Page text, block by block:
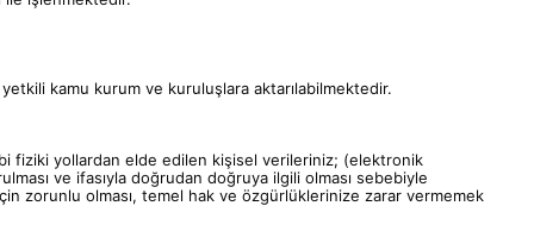
kamu kurum ve kuruluşlara aktarılabilmektedir.
fiziki yollardan elde edilen kişisel verileriniz; (elektronik
ve ifasıyla doğrudan doğruya ilgili olması sebebiyle
zorunlu olması, temel hak ve özgürlüklerinize zarar vermemek